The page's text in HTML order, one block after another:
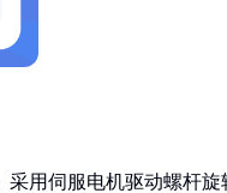
用伺服电机驱动螺杆